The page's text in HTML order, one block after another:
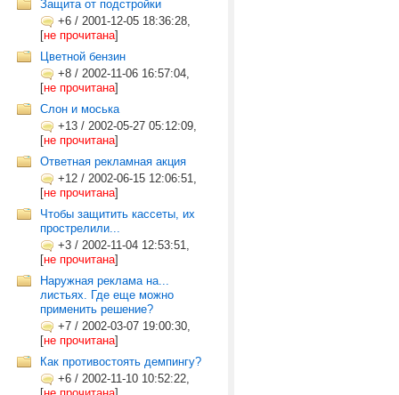
Защита от подстройки
+6 / 2001-12-05 18:36:28,
[не прочитана]
Цветной бензин
+8 / 2002-11-06 16:57:04,
[не прочитана]
Слон и моська
+13 / 2002-05-27 05:12:09,
[не прочитана]
Ответная рекламная акция
+12 / 2002-06-15 12:06:51,
[не прочитана]
Чтобы защитить кассеты, их
прострелили...
+3 / 2002-11-04 12:53:51,
[не прочитана]
Наружная реклама на...
листьях. Где еще можно
применить решение?
+7 / 2002-03-07 19:00:30,
[не прочитана]
Как противостоять демпингу?
+6 / 2002-11-10 10:52:22,